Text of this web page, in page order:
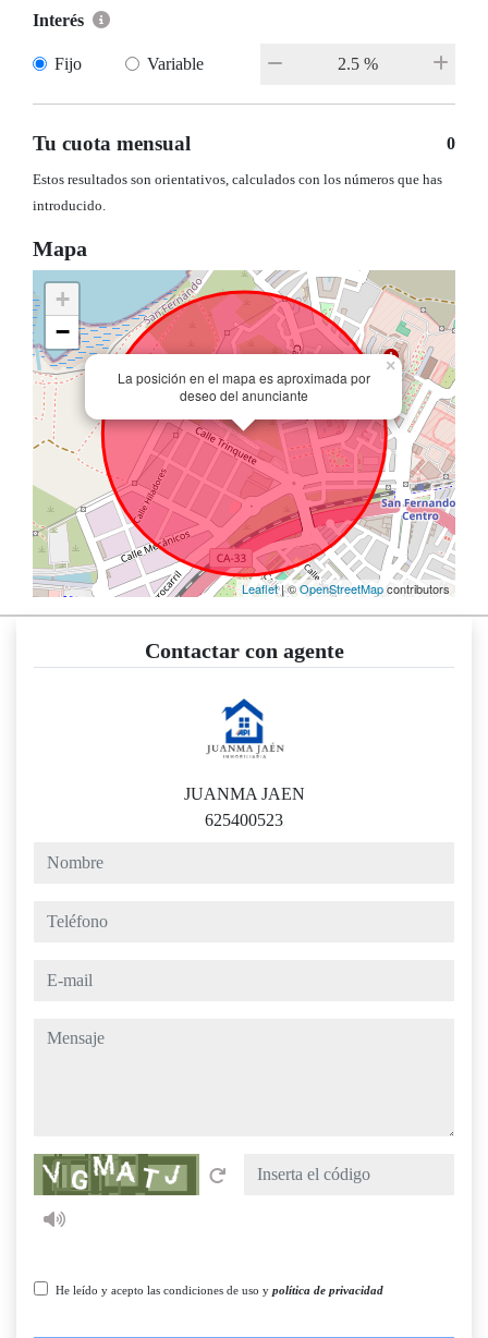
Interés
Fijo Variable
Tu cuota mensual 0
Estos resultados son orientativos, calculados con los números que has
introducido.
Mapa
La posición en el mapa es aproximada por
deseo del anunciante
×
+
−
Leaflet| ©OpenStreetMapcontributors
Contactar con agente
JUANMA JAEN
625400523
nombre
teléfono
e-mail
mensaje
Captcha
He leído y acepto las condiciones de uso y política de privacidad